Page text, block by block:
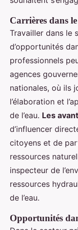
Carrières dans
Travailler dans le
d’opportunités
professionnels
agences
nationales, où ils
l’élaboration et
de l’eau. Les
d’influencer
citoyens et de
ressources
inspecteur de
ressources
de l’eau.
Opportunités